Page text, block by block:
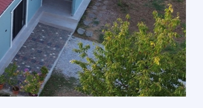
Prefabrik WC Duş Binaları